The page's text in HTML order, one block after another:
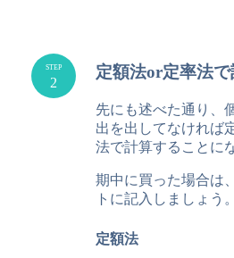
定額法or定率法
先にも述べた通り、
出を出してなければ
法で計算することに
期中に買った場合は
トに記入しましょう。
定額法
STEP
2